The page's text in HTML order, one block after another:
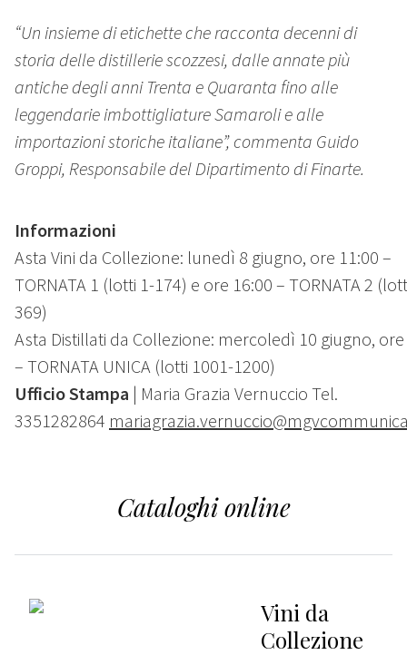
“Un insieme di etichette che racconta decenni di
storia delle distillerie scozzesi, dalle annate più
antiche degli anni Trenta e Quaranta fino alle
leggendarie imbottigliature Samaroli e alle
importazioni storiche italiane”, commenta Guido
Groppi, Responsabile del Dipartimento di Finarte.
Informazioni
Asta Vini da Collezione: lunedì 8 giugno, ore 11:00 –
TORNATA 1 (lotti 1-174) e ore 16:00 – TORNATA 2
369)
Asta Distillati da Collezione: mercoledì 10 giugno,
– TORNATA UNICA (lotti 1001-1200)
Ufficio Stampa | Maria Grazia Vernuccio Tel.
3351282864
Cataloghi online
Vini da
Collezione